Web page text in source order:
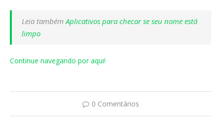
Leia também Aplicativos para checar se seu nome está
limpo
Continue navegando por aqui!
0 Comentários